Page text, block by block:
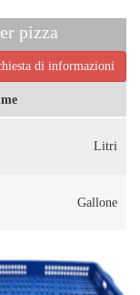
pizza
di informazioni
Litri
Gallone